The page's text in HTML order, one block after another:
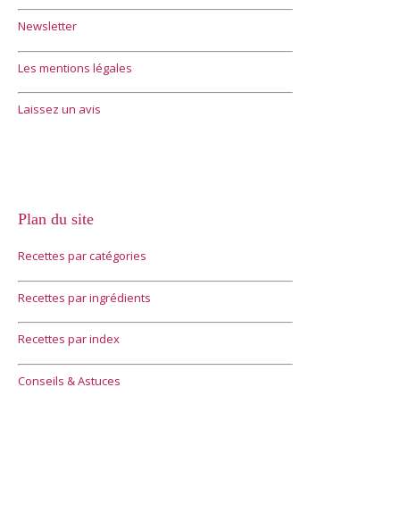
Newsletter
Les mentions légales
Laissez un avis
Plan du site
Recettes par catégories
Recettes par ingrédients
Recettes par index
Conseils & Astuces